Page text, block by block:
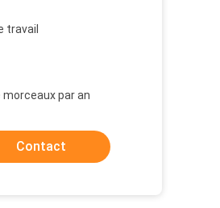
travail
morceaux par an
Contact